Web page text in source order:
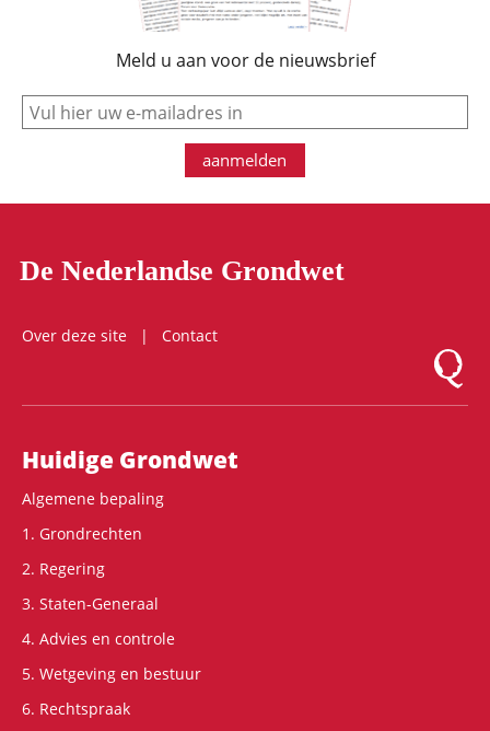
Meld u aan voor de nieuwsbrief
e-mail
aanmelden
De Nederlandse Grondwet
Over deze site
Contact
Logo
Hoofdnavigatie
Huidige Grondwet
Algemene bepaling
1. Grondrechten
2. Regering
3. Staten-Generaal
4. Advies en controle
5. Wetgeving en bestuur
6. Rechtspraak